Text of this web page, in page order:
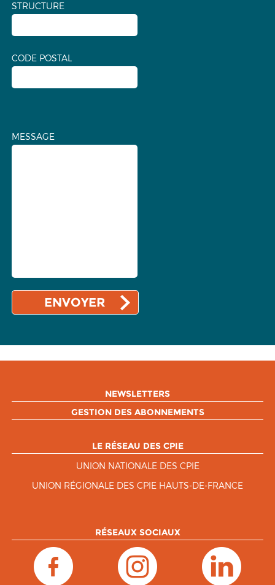
STRUCTURE
CODE POSTAL
MESSAGE
NEWSLETTERS
GESTION DES ABONNEMENTS
LE RÉSEAU DES CPIE
UNION NATIONALE DES CPIE
UNION RÉGIONALE DES CPIE HAUTS-DE-FRANCE
RÉSEAUX SOCIAUX